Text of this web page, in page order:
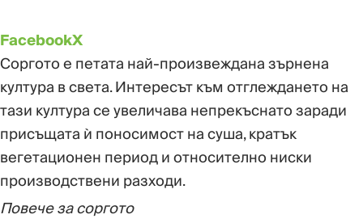
FacebookX
Соргото е петата най-произвеждана зърнена
култура в света. Интересът към отглеждането на
тази култура се увеличава непрекъснато заради
присъщата ѝ поносимост на суша, кратък
вегетационен период и относително ниски
производствени разходи.
Повече за соргото